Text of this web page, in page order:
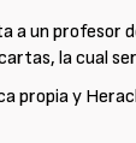
a un profesor
la cual
propia y